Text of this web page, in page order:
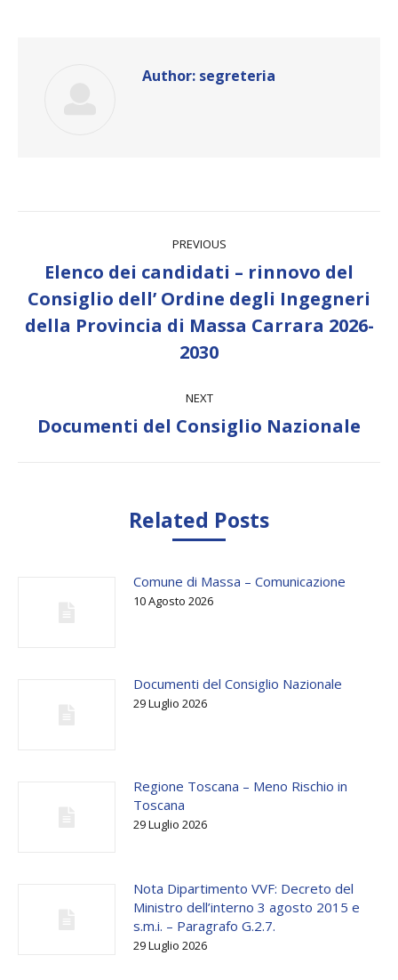
Author: segreteria
navigation
PREVIOUS
Previous
post:
Elenco dei candidati – rinnovo del
Consiglio dell’ Ordine degli Ingegneri
della Provincia di Massa Carrara 2026-
2030
NEXT
Next
post:
Documenti del Consiglio Nazionale
Related Posts
Comune di Massa – Comunicazione
10 Agosto 2026
Documenti del Consiglio Nazionale
29 Luglio 2026
Regione Toscana – Meno Rischio in
Toscana
29 Luglio 2026
Nota Dipartimento VVF: Decreto del
Ministro dell’interno 3 agosto 2015 e
s.m.i. – Paragrafo G.2.7.
29 Luglio 2026